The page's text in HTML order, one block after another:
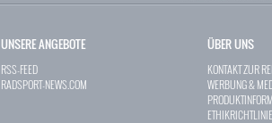
UNSERE ANGEBOTE
RSS-FEED
RADSPORT-NEWS.COM
ÜBER UNS
KONTAKT ZUR
WERBUNG &
ETHIKRICHTLINIE